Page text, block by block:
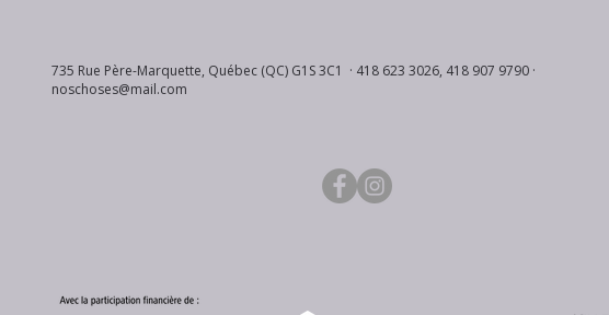
735 Rue Père-Marquette, Québec (QC) G1S 3C1 · 418 623 3026, 418 907 9790 ·
noschoses@mail.com